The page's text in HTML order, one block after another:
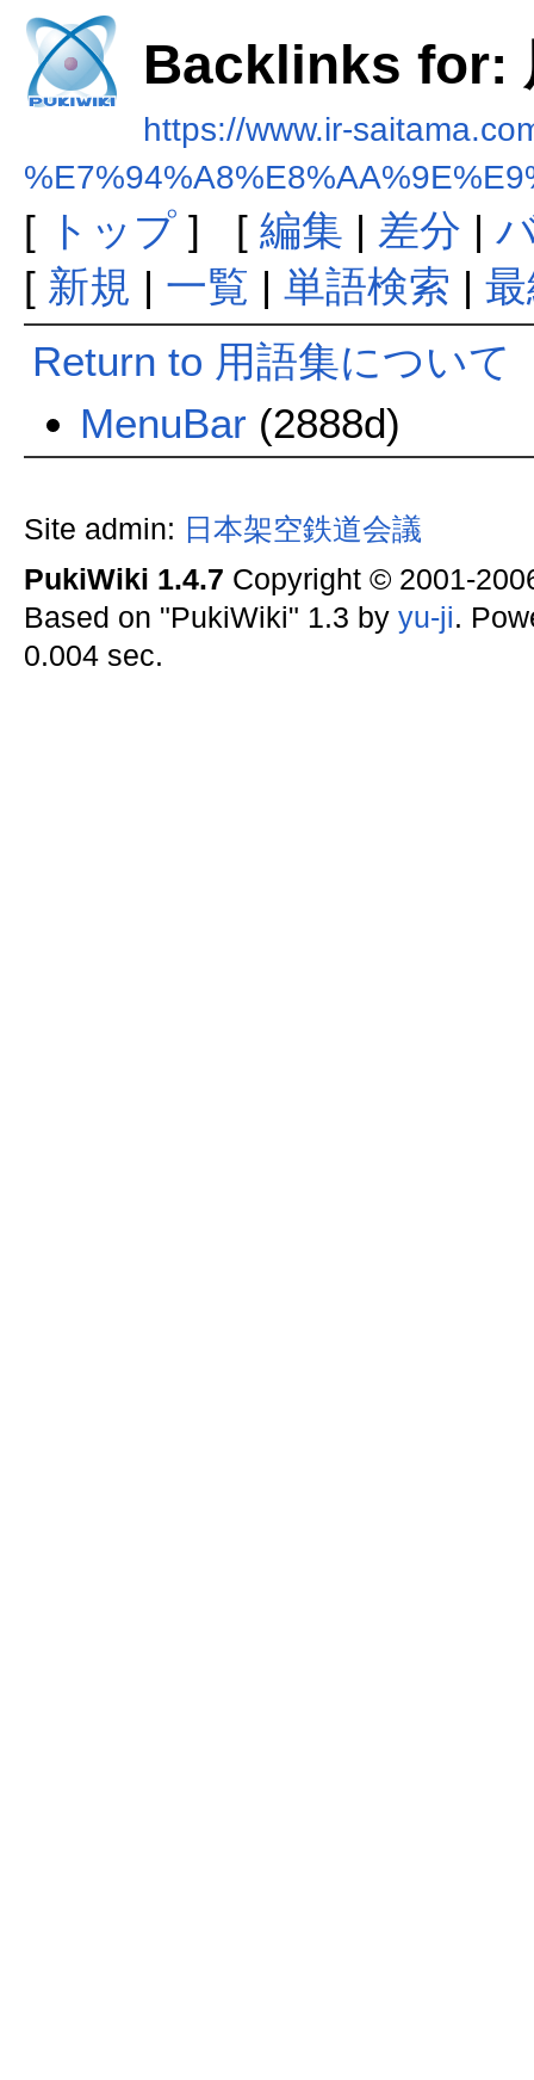
Backlinks for:
https://www.ir-
[ トップ] [ 編集 | 差分 |
[ 新規 | 一覧 | 単語検索 |
Return to 用語集について
MenuBar (2888d)
Site admin: 日本架空鉄道会議
PukiWiki 1.4.7 Copyright © 2001-
Based on "PukiWiki" 1.3 by yu-ji.
0.004 sec.